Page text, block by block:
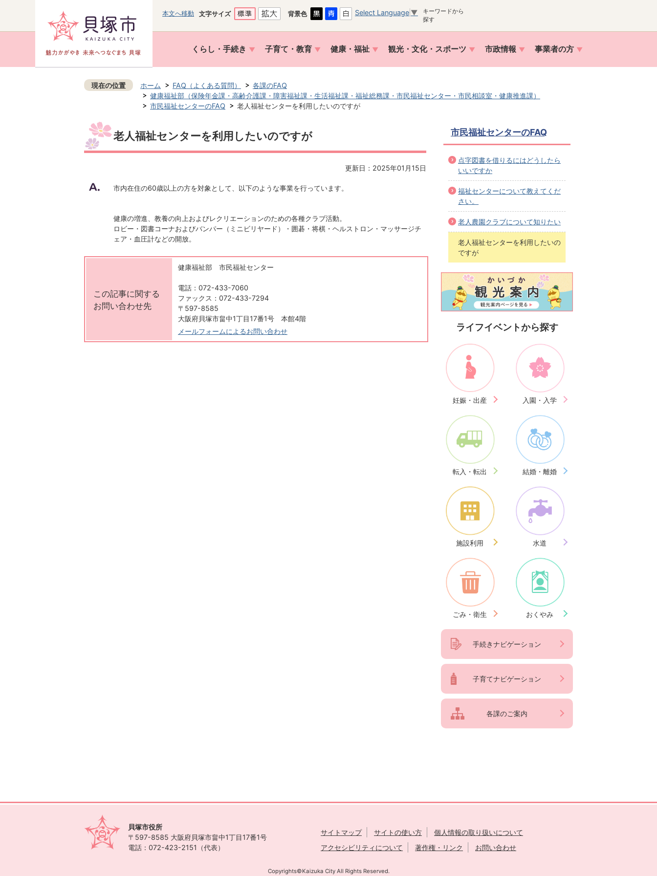
本文へ移動 文字サイズ 背景色 Select Language ▼
キーワードから
探す
くらし・手続き 子育て・教育 健康・福祉 観光・文化・スポーツ 市政情報 事業者の方
現在の位置 ホーム FAQ（よくある質問）
各課のFAQ
健康福祉部（保険年金課・高齢介護課・障害福祉課・生活福祉課・福祉総務課・市民福祉センター・市民相談室・健康推進課）
市民福祉センターのFAQ
老人福祉センターを利用したいのですが
老人福祉センターを利用したいのですが
更新日：2025年01月15日
市内在住の60歳以上の方を対象として、以下のような事業を行っています。
健康の増進、教養の向上およびレクリエーションのための各種クラブ活動。
ロビー・図書コーナおよびバンパー（ミニビリヤード）・囲碁・将棋・ヘルストロン・マッサージチ
ェア・血圧計などの開放。
この記事に関する
お問い合わせ先
健康福祉部 市民福祉センター
電話：072-433-7060
ファックス：072-433-7294
〒597-8585
大阪府貝塚市畠中1丁目17番1号 本館4階
メールフォームによるお問い合わせ
市民福祉センターのFAQ
点字図書を借りるにはどうしたら
いいですか
福祉センターについて教えてくだ
さい。
老人農園クラブについて知りたい
老人福祉センターを利用したいの
ですが
ライフイベントから探す
妊娠・出産 入園・入学
転入・転出 結婚・離婚
施設利用 水道
ごみ・衛生 おくやみ
手続きナビゲーション
子育てナビゲーション
各課のご案内
貝塚市役所
〒597-8585 大阪府貝塚市畠中1丁目17番1号
電話：072-423-2151（代表）
サイトマップ サイトの使い方
個人情報の取り扱いについて
アクセシビリティについて
著作権・リンク お問い合わせ
Copyrights©Kaizuka City All Rights Reserved.